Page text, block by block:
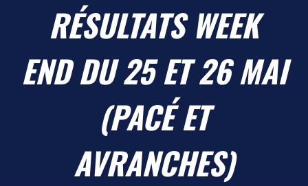
Accueil
Le Club
Actualités
Compétitions
RÉSULTATS WEEK
END DU 25 ET 26 MAI
(PACÉ ET
AVRANCHES)